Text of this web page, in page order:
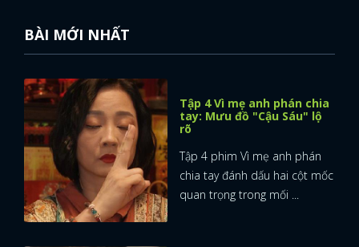
BÀI MỚI NHẤT
Tập 4 Vì mẹ anh phán chia
tay: Mưu đồ "Cậu Sáu" lộ
rõ
Tập 4 phim Vì mẹ anh phán
chia tay đánh dấu hai cột mốc
quan trọng trong mối ...